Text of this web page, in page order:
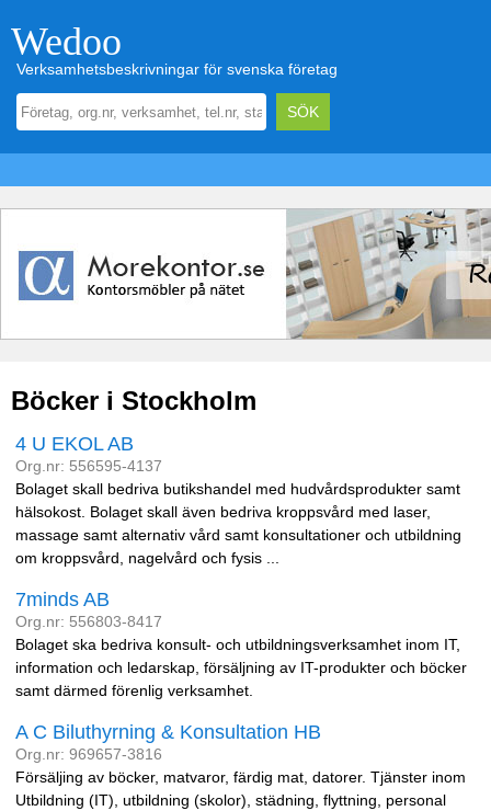
Wedoo
Verksamhetsbeskrivningar för svenska företag
Böcker i Stockholm
4 U EKOL AB
Org.nr: 556595-4137
Bolaget skall bedriva butikshandel med hudvårdsprodukter samt
hälsokost. Bolaget skall även bedriva kroppsvård med laser,
massage samt alternativ vård samt konsultationer och utbildning
om kroppsvård, nagelvård och fysis ...
7minds AB
Org.nr: 556803-8417
Bolaget ska bedriva konsult- och utbildningsverksamhet inom IT,
information och ledarskap, försäljning av IT-produkter och böcker
samt därmed förenlig verksamhet.
A C Biluthyrning & Konsultation HB
Org.nr: 969657-3816
Försäljing av böcker, matvaror, färdig mat, datorer. Tjänster inom
Utbildning (IT), utbildning (skolor), städning, flyttning, personal